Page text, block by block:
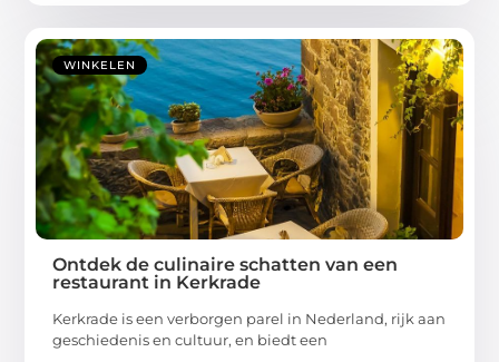
WINKELEN
Ontdek de culinaire schatten van een
restaurant in Kerkrade
Kerkrade is een verborgen parel in Nederland, rijk aan
geschiedenis en cultuur, en biedt een